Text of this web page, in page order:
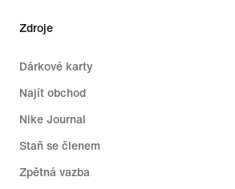
Zdroje
Dárkové karty
Najít obchod
Nike Journal
Staň se členem
Zpětná vazba